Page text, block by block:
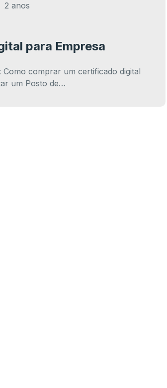
2 anos
para Empresa
comprar um certificado digital
um Posto de…